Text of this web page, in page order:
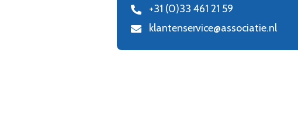
+31 (0)33 461 21 59
klantenservice@associatie.nl